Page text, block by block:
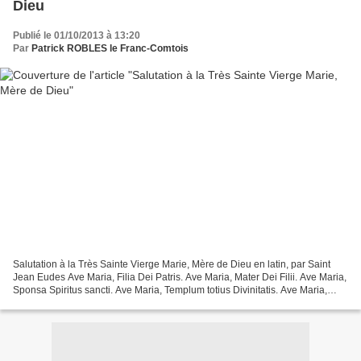
Dieu
Publié le 01/10/2013 à 13:20
Par Patrick ROBLES le Franc-Comtois
Salutation à la Très Sainte Vierge Marie, Mère de Dieu en latin, par Saint
Jean Eudes Ave Maria, Filia Dei Patris. Ave Maria, Mater Dei Filii. Ave Maria,
Sponsa Spiritus sancti. Ave Maria, Templum totius Divinitatis. Ave Maria,